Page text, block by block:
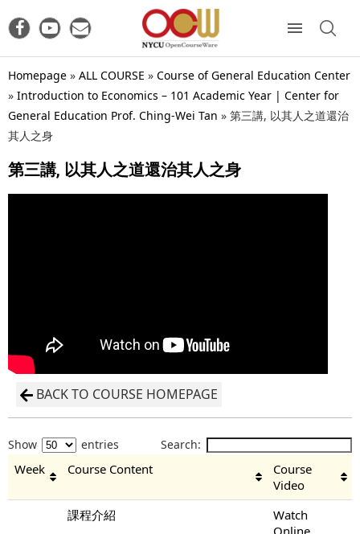
Homepage » ALL COURSE » Course of General Education Center
» Introduction to Economics – 101 Academic Year | Center for
General Education Prof. Ching-Wei Tan » 第三講, 以其人之道還治
其人之身
第三講, 以其人之道還治其人之身
BACK TO COURSE HOMEPAGE
Show entries Search:
Week Course Content
Course
Video
課程介紹
Watch
Online